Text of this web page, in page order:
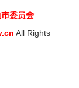
委员会
All Rights